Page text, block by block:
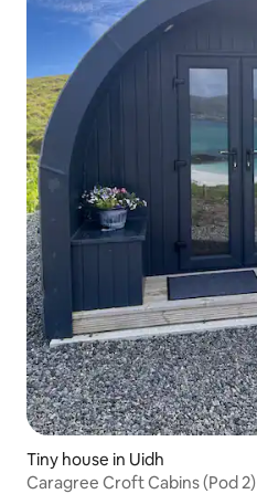
Tiny house in Uidh
Caragree Croft Cabins (Pod 2)